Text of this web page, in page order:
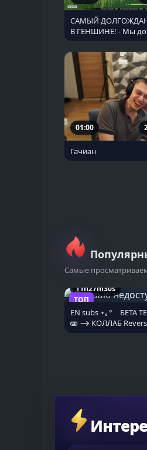
САМЫЙ
В ГЕНШИНЕ! - Мы
01:00
Гачиан
Самые
ТОП
11h27m30s
EN subs ⋆｡° ⠀БЕТА
🫨 ⟶ КОЛЛАБ